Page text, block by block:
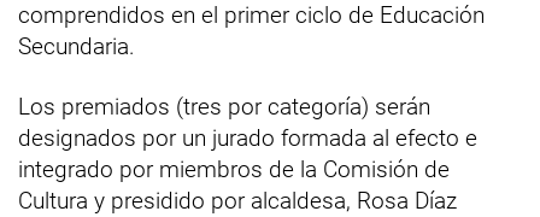
comprendidos en el primer ciclo de Educación
Secundaria.
Los premiados (tres por categoría) serán
designados por un jurado formada al efecto e
integrado por miembros de la Comisión de
Cultura y presidido por alcaldesa, Rosa Díaz